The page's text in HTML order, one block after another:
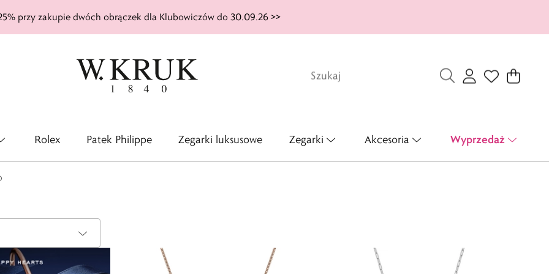
przy zakupie dwóch obrączek dla Klubowiczów do 30.09.26 >>
Rolex Patek Philippe Zegarki luksusowe Zegarki Akcesoria Wyprzedaż